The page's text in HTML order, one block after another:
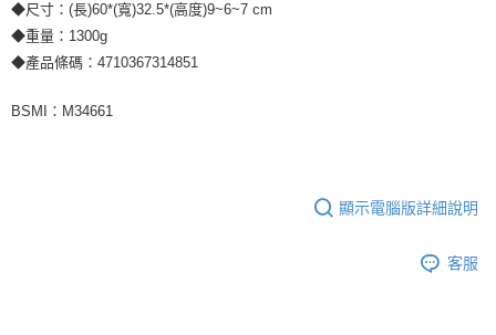
◆尺寸：(長)60*(寬)32.5*(高度)9~6~7 cm
◆重量：1300g
◆產品條碼：4710367314851
BSMI：M34661
顯示電腦版詳細說明
客服